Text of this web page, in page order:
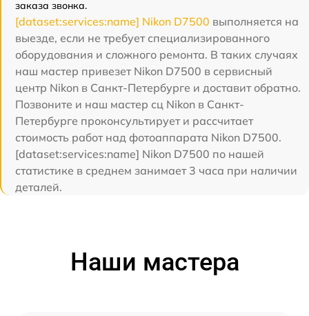
заказа звонка.
[dataset:services:name] Nikon D7500 выполняется на
выезде, если не требует специализированного
оборудования и сложного ремонта. В таких случаях
наш мастер привезет Nikon D7500 в сервисный
центр Nikon в Санкт-Петербурге и доставит обратно.
Позвоните и наш мастер сц Nikon в Санкт-
Петербурге проконсультирует и рассчитает
стоимость работ над фотоаппарата Nikon D7500.
[dataset:services:name] Nikon D7500 по нашей
статистике в среднем занимает 3 часа при наличии
деталей.
Наши мастера